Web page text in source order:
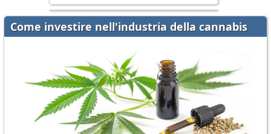
Come investire nell'industria della cannabis